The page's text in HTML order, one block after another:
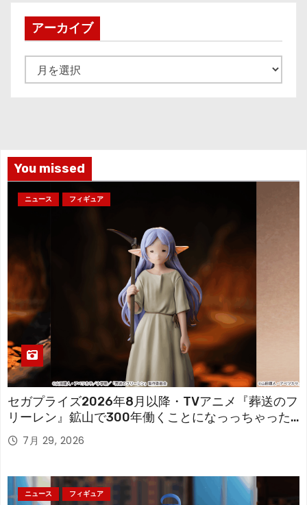
アーカイブ
ー
You missed
ニュース フィギュア
セガプライズ2026年8月以降・TVアニメ『葬送のフ
リーレン』鉱山で300年働くことになっっちゃった
「フリーレン」を立体化！
7月 29, 2026
ニュース フィギュア